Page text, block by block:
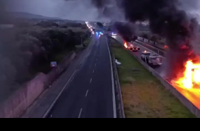
MEDIO CAMPIDANO
ORISTANO E PROVINCIA
SASSARI E PROVINCIA
GALLURA
NUORO E PROVINCIA
OGLIASTRA